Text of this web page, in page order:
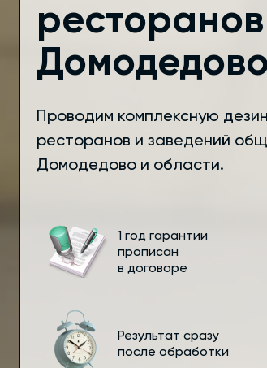
Проводим комплексную
ресторанов и заведений
Домодедово и области.
1 год гарантии
прописан
в договоре
Результат сразу
после обработки